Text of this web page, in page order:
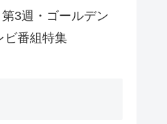
3週・ゴールデン
ビ番組特集